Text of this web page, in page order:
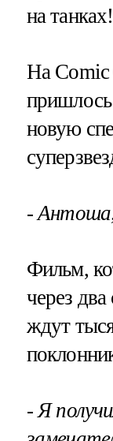
на танках!
На Comic
новую
-
Фильм,
через
ждут
- Я